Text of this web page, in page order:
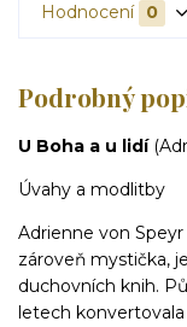
Hodnocení 0
Podrobný
U Boha a u lidí
Úvahy a modlitby
Adrienne von Speyr
zároveň mystička,
duchovních knih.
letech